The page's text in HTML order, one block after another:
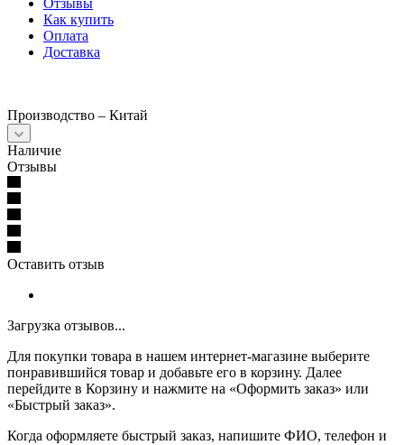
Как купить
Оплата
Доставка
Производство – Китай
Наличие
Отзывы
Оставить отзыв
Загрузка отзывов...
Для покупки товара в нашем интернет-магазине выберите
понравившийся товар и добавьте его в корзину. Далее
перейдите в Корзину и нажмите на «Оформить заказ» или
«Быстрый заказ».
Когда оформляете быстрый заказ, напишите ФИО, телефон и